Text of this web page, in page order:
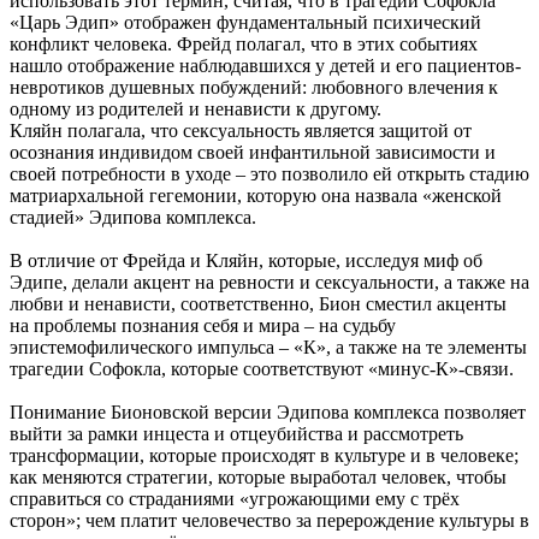
«Царь Эдип» отображен фундаментальный психический
конфликт человека. Фрейд полагал, что в этих событиях
нашло отображение наблюдавшихся у детей и его пациентов-
невротиков душевных побуждений: любовного влечения к
одному из родителей и ненависти к другому.
Кляйн полагала, что сексуальность является защитой от
осознания индивидом своей инфантильной зависимости и
своей потребности в уходе – это позволило ей открыть стадию
матриархальной гегемонии, которую она назвала «женской
стадией» Эдипова комплекса.
В отличие от Фрейда и Кляйн, которые, исследуя миф об
Эдипе, делали акцент на ревности и сексуальности, а также на
любви и ненависти, соответственно, Бион сместил акценты
на проблемы познания себя и мира – на судьбу
эпистемофилического импульса – «К», а также на те элементы
трагедии Софокла, которые соответствуют «минус-К»-связи.
Понимание Бионовской версии Эдипова комплекса позволяет
выйти за рамки инцеста и отцеубийства и рассмотреть
трансформации, которые происходят в культуре и в человеке;
как меняются стратегии, которые выработал человек, чтобы
справиться со страданиями «угрожающими ему с трёх
сторон»; чем платит человечество за перерождение культуры в